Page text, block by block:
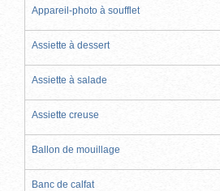
Appareil-photo à soufflet
Assiette à dessert
Assiette à salade
Assiette creuse
Ballon de mouillage
Banc de calfat